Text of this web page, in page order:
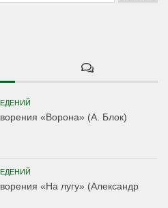
«Ворона» (А. Блок)
«На лугу» (Александр